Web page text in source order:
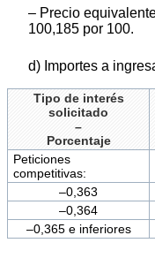
– Precio
100,185 por 100.
d) Importes a
Tipo de interés
solicitado
–
Porcentaje
Peticiones
competitivas:
–0,363
–0,364
–0,365 e inferiores